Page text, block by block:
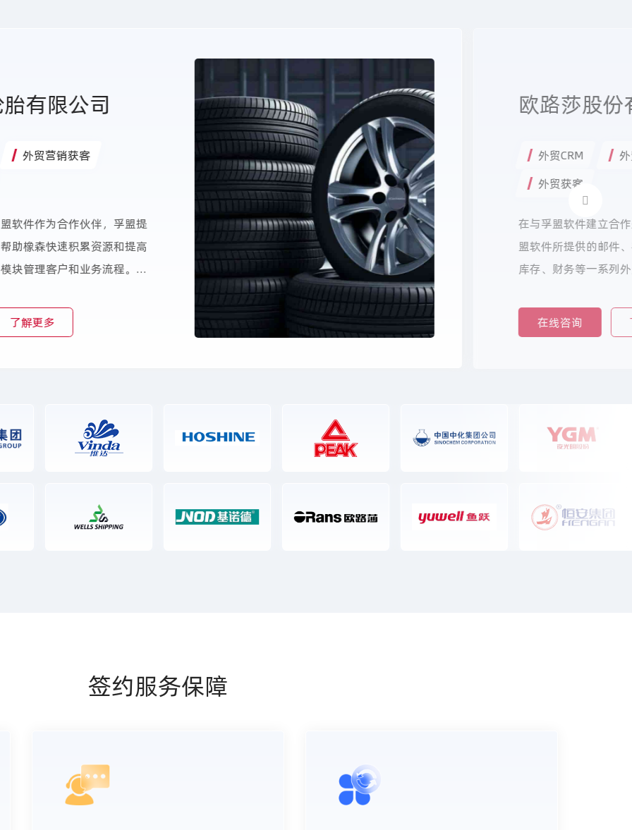
有限公司
外贸营销获客
软件作为合作伙伴，孚盟提
助橡森快速积累资源和提高
块管理客户和业务流程。橡
了解更多
欧路莎股
外贸CRM
外贸获客
在与孚盟软件建立合
盟软件所提供的邮件
库存、财务等一系列
以期实现企业运营效
理软件系统则内嵌了
在线咨询
签约服务保障